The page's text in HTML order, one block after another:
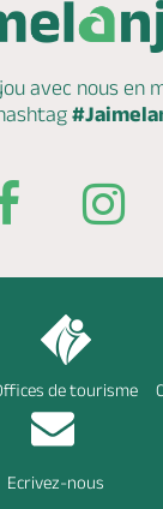
avec nous en
de tourisme
Ecrivez-nous